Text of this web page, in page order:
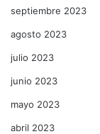
septiembre 2023
agosto 2023
julio 2023
junio 2023
mayo 2023
abril 2023